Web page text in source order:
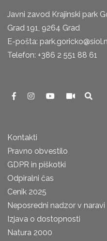
Javni zavod Krajinski park
Grad 191, 9264 Grad
E-pošta:
Telefon: +386 2 551 88 61
Kontakti
Pravno obvestilo
GDPR in piškotki
Odpiralni čas
Cenik 2025
Neposredni nadzor v naravi
Izjava o dostopnosti
Natura 2000